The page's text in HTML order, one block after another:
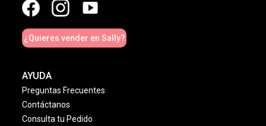
¿Quieres vender en Sally?
AYUDA
Preguntas Frecuentes
Contáctanos
Consulta tu Pedido